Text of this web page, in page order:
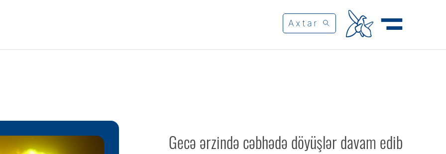
Gecə ərzində cəbhədə döyüşlər davam edib